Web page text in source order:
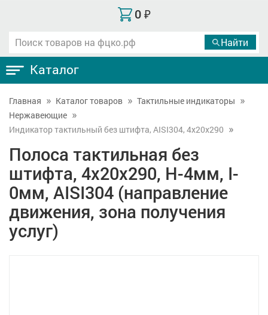
0 ₽
Каталог
Главная Каталог товаров
Тактильные индикаторы
Нержавеющие
Индикатор тактильный без штифта, AISI304, 4х20х290
Полоса тактильная без
штифта, 4х20х290, H-4мм, I-
0мм, AISI304 (направление
движения, зона получения
услуг)